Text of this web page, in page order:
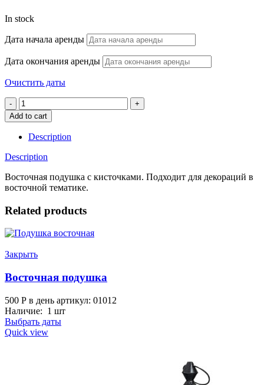
In stock
Дата начала аренды
Дата окончания аренды
Очистить даты
Восточная
подушка
quantity
Add to cart
Description
Description
Восточная подушка с кисточками. Подходит для декораций в
восточной тематике.
Related products
Закрыть
Восточная подушка
500 Р в день артикул: 01012
Наличие: 1 шт
Выбрать даты
Quick view